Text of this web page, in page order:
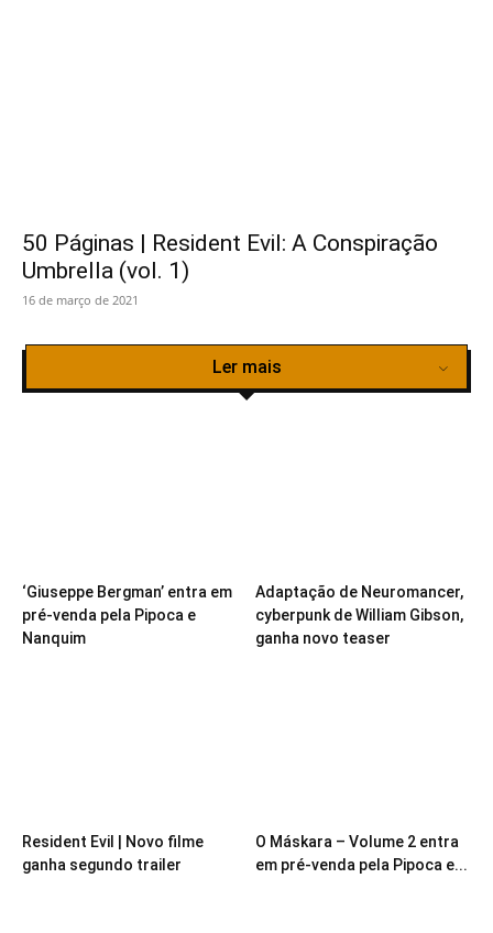
50 Páginas | Resident Evil: A Conspiração
Umbrella (vol. 1)
16 de março de 2021
Ler mais
‘Giuseppe Bergman’ entra em
pré-venda pela Pipoca e
Nanquim
Adaptação de Neuromancer,
cyberpunk de William Gibson,
ganha novo teaser
Resident Evil | Novo filme
ganha segundo trailer
O Máskara – Volume 2 entra
em pré-venda pela Pipoca e...